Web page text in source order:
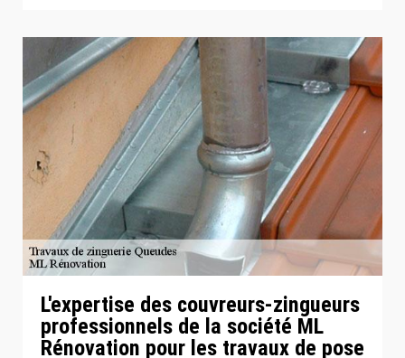
L'expertise des couvreurs-zingueurs
professionnels de la société ML
Rénovation pour les travaux de pose